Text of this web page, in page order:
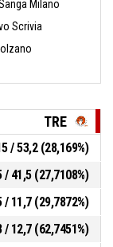
Milano
Scrivia
TRE
/ 53,2 (28,169%)
/ 41,5 (27,7108%)
/ 11,7 (29,7872%)
/ 12,7 (62,7451%)